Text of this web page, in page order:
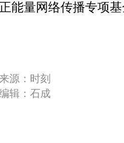
正能量网络传播专项
来源：时刻
辑：石成